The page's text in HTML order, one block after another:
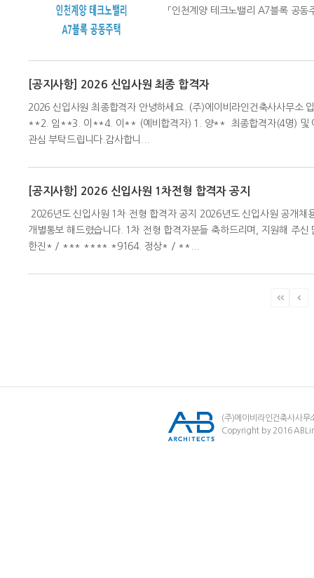
「인천계양 테크노밸리 A7블록 공
[공지사항] 2026 신입사원 최종 합격자
2026 신입사원 최종합격자 안녕하세요. (주)에이비라인건축사사무소
**2. 임**3. 이**4. 이** (예비합격자) 1. 양** 최종합격자(4명) 및 예
관심 부탁드립니다.감사합니...
[공지사항] 2026 신입사원 1차전형 합격자 공지
2026년도 신입사원 1차 전형 합격자 공지 2026년도 신입사원 공개채
개별통보 해드렸습니다. 1차 전형 합격자분들 축하드리며, 지원
한진* / *** **** *9164. 정상* / **...
(주)에이비라인건축사사무
Copyright by 2016